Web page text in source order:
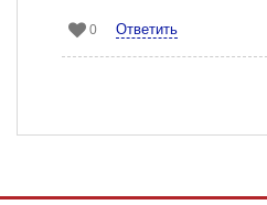
0 Ответить